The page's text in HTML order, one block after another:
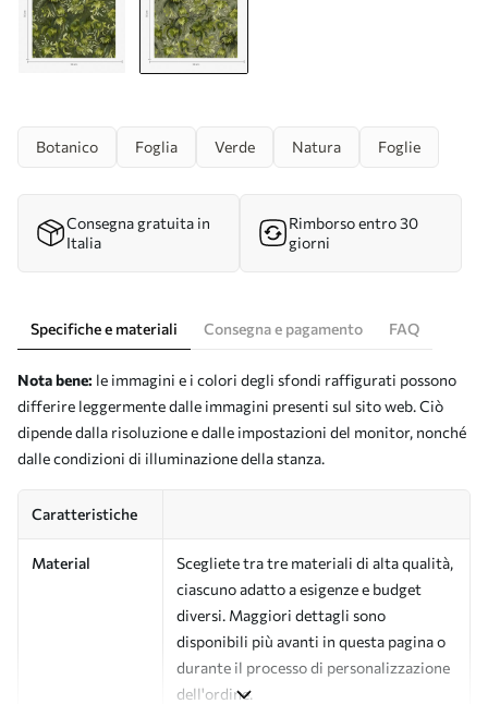
Botanico Foglia Verde Natura Foglie
Consegna gratuita in
Italia
Rimborso entro 30
giorni
Specifiche e materiali Consegna e pagamento FAQ
Nota bene: le immagini e i colori degli sfondi raffigurati possono
differire leggermente dalle immagini presenti sul sito web. Ciò
dipende dalla risoluzione e dalle impostazioni del monitor, nonché
dalle condizioni di illuminazione della stanza.
Caratteristiche
Material
Scegliete tra tre materiali di alta qualità,
ciascuno adatto a esigenze e budget
diversi. Maggiori dettagli sono
disponibili più avanti in questa pagina o
durante il processo di personalizzazione
dell'ordine.